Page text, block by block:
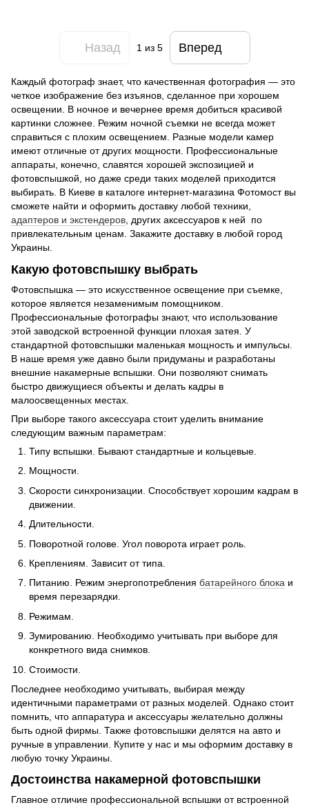
Назад 1из 5 Вперед
Каждый фотограф знает, что качественная фотография — это
четкое изображение без изъянов, сделанное при хорошем
освещении. В ночное и вечернее время добиться красивой
картинки сложнее. Режим ночной съемки не всегда может
справиться с плохим освещением. Разные модели камер
имеют отличные от других мощности. Профессиональные
аппараты, конечно, славятся хорошей экспозицией и
фотовспышкой, но даже среди таких моделей приходится
выбирать. В Киеве в каталоге интернет-магазина Фотомост вы
сможете найти и оформить доставку любой техники,
адаптеров и экстендеров, других аксессуаров к ней по
привлекательным ценам. Закажите доставку в любой город
Украины.
Какую фотовспышку выбрать
Фотовспышка — это искусственное освещение при съемке,
которое является незаменимым помощником.
Профессиональные фотографы знают, что использование
этой заводской встроенной функции плохая затея. У
стандартной фотовспышки маленькая мощность и импульсы.
В наше время уже давно были придуманы и разработаны
внешние накамерные вспышки. Они позволяют снимать
быстро движущиеся объекты и делать кадры в
малоосвещенных местах.
При выборе такого аксессуара стоит уделить внимание
следующим важным параметрам:
Типу вспышки. Бывают стандартные и кольцевые.
Мощности.
Скорости синхронизации. Способствует хорошим кадрам в
движении.
Длительности.
Поворотной голове. Угол поворота играет роль.
Креплениям. Зависит от типа.
Питанию. Режим энергопотребления батарейного блока и
время перезарядки.
Режимам.
Зумированию. Необходимо учитывать при выборе для
конкретного вида снимков.
Стоимости.
Последнее необходимо учитывать, выбирая между
идентичными параметрами от разных моделей. Однако стоит
помнить, что аппаратура и аксессуары желательно должны
быть одной фирмы. Также фотовспышки делятся на авто и
ручные в управлении. Купите у нас и мы оформим доставку в
любую точку Украины.
Достоинства накамерной фотовспышки
Главное отличие профессиональной вспышки от встроенной